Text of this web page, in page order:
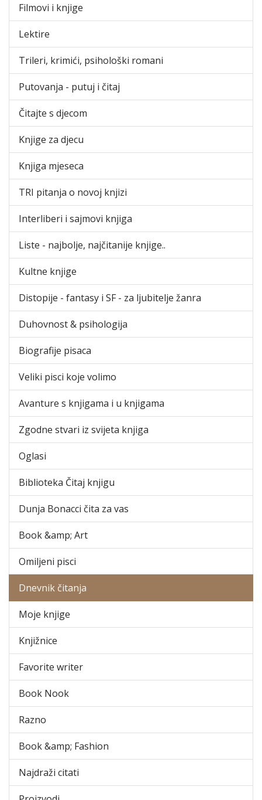
Filmovi i knjige
Lektire
Trileri, krimići, psihološki romani
Putovanja - putuj i čitaj
Čitajte s djecom
Knjige za djecu
Knjiga mjeseca
TRI pitanja o novoj knjizi
Interliberi i sajmovi knjiga
Liste - najbolje, najčitanije knjige..
Kultne knjige
Distopije - fantasy i SF - za ljubitelje žanra
Duhovnost & psihologija
Biografije pisaca
Veliki pisci koje volimo
Avanture s knjigama i u knjigama
Zgodne stvari iz svijeta knjiga
Oglasi
Biblioteka Čitaj knjigu
Dunja Bonacci čita za vas
Book &amp; Art
Omiljeni pisci
Dnevnik čitanja
Moje knjige
Knjižnice
Favorite writer
Book Nook
Razno
Book &amp; Fashion
Najdraži citati